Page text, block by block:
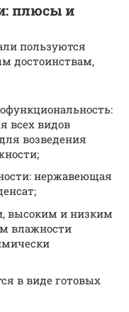
плюсы и
пользуются
достоинствам,
всех видов
возведения
нержавеющая
высоким и низким
влажности
в виде готовых